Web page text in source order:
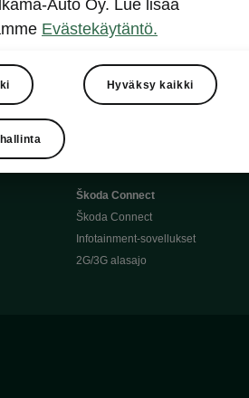
Ajoakku ja turvallisuus
Ohjelmiston päivitys
Kotilataus
Latauspisteet kartalla
Škoda Connect
Škoda Connect
Infotainment-sovellukset
2G/3G alasajo
Auto Oy. Lue lisää
Evästekäytäntö.
Hyväksy kaikki